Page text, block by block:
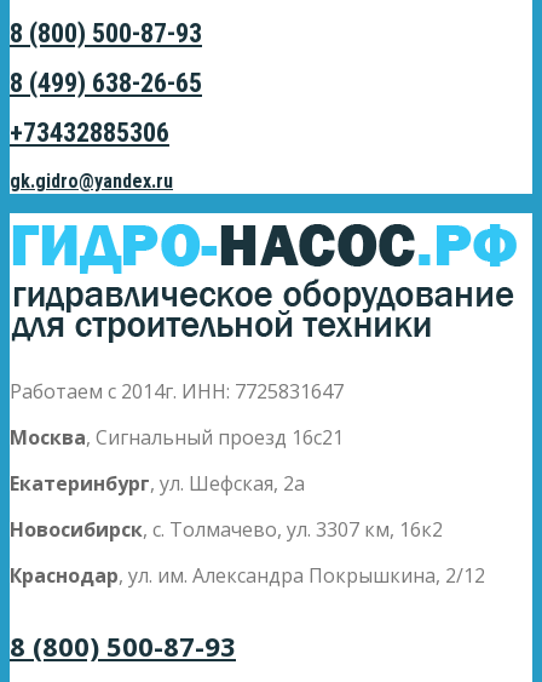
8 (800) 500-87-93
8 (499) 638-26-65
+73432885306
gk.gidro@yandex.ru
Работаем с 2014г. ИНН: 7725831647
Москва, Сигнальный проезд 16с21
Екатеринбург, ул. Шефская, 2а
Новосибирск, с. Толмачево, ул. 3307 км, 16к2
Краснодар, ул. им. Александра Покрышкина, 2/12
8 (800) 500-87-93